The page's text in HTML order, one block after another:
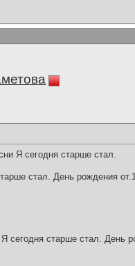
Я сегодня старше стал.
стал. День рождения
сегодня старше стал. День